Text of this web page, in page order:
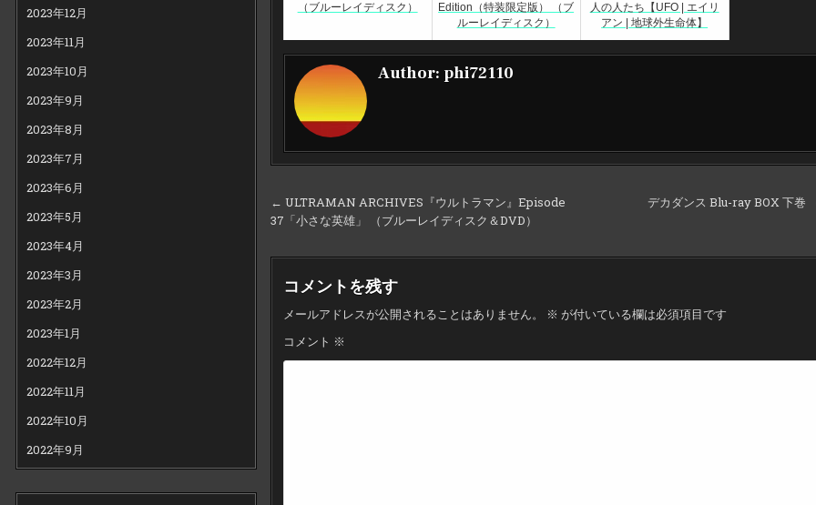
2023年12月
2023年11月
2023年10月
2023年9月
2023年8月
2023年7月
2023年6月
2023年5月
2023年4月
2023年3月
2023年2月
2023年1月
2022年12月
2022年11月
2022年10月
2022年9月
（ブルーレイディスク）
Edition（特装限定版） （ブ
ルーレイディスク）
人の人たち【UFO | エイリ
アン | 地球外生命体】
Author: phi72110
投
稿
ナ
ビ
ゲ
ー
シ
デカダンス Blu-ray BOX 下巻
← ULTRAMAN ARCHIVES『ウルトラマン』Episode
37「小さな英雄」 （ブルーレイディスク＆DVD）
コメントを残す
メールアドレスが公開されることはありません。 ※ が付いている欄は必須項目です
コメント ※